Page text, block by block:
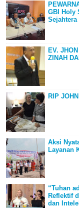
GBI Holy
EV.
ZINAH
RIP
Aksi
Layanan
“Tuhan
Reflektif
dan